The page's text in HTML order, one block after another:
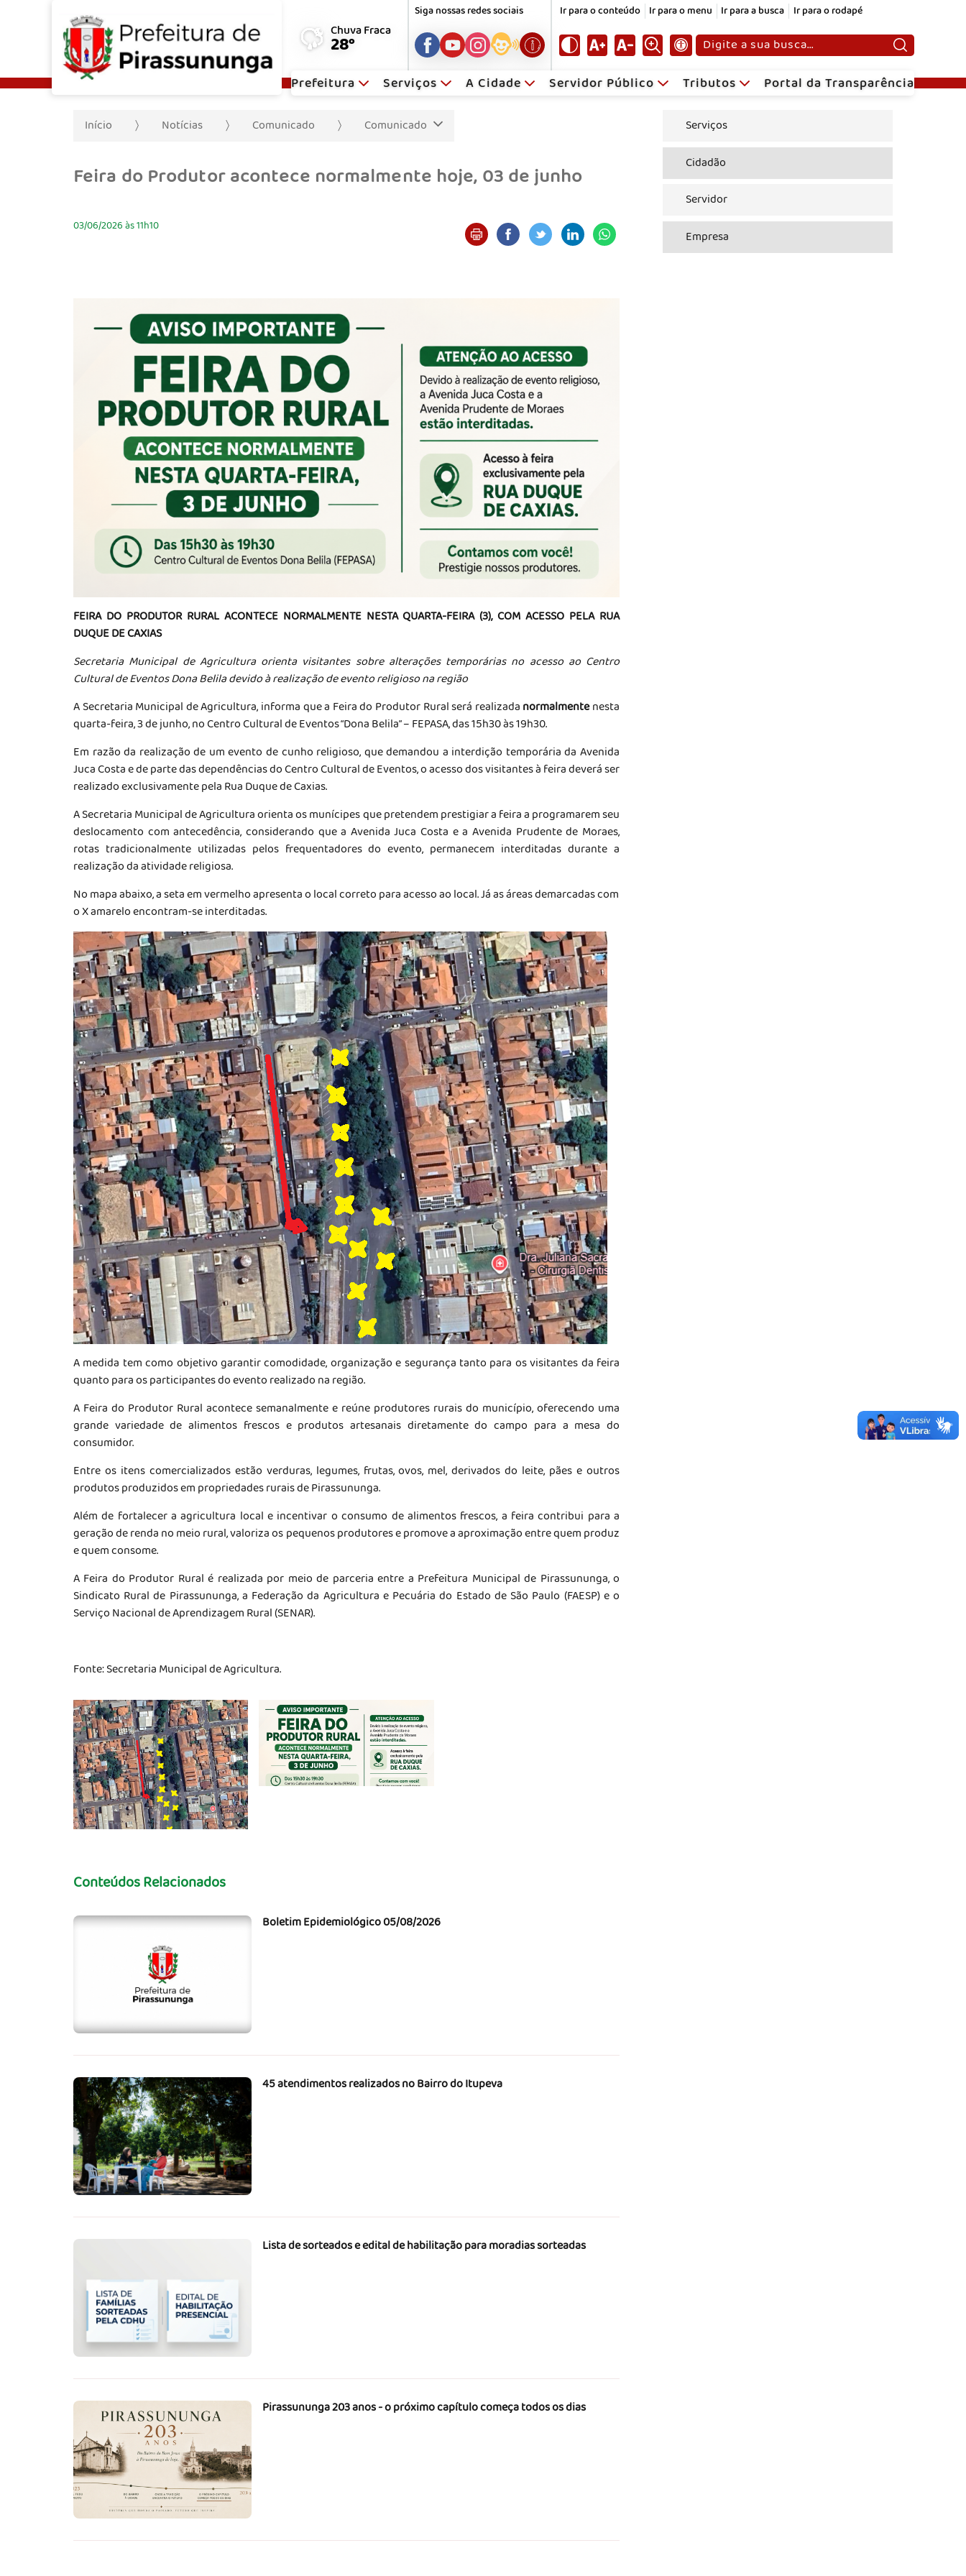
Chuva Fraca
28°
Siga nossas redes sociais Ir para o conteúdo Ir para o menu Ir para a busca Ir para o rodapé
Pesquisar:
Prefeitura Serviços A Cidade Servidor Público Tributos Portal da Transparência
Início Notícias Comunicado Comunicado
Feira do Produtor acontece normalmente hoje, 03 de junho
03/06/2026 às 11h10
FEIRA DO PRODUTOR RURAL ACONTECE NORMALMENTE NESTA QUARTA-FEIRA (3), COM ACESSO PELA RUA
DUQUE DE CAXIAS
Secretaria Municipal de Agricultura orienta visitantes sobre alterações temporárias no acesso ao Centro
Cultural de Eventos Dona Belila devido à realização de evento religioso na região
A Secretaria Municipal de Agricultura, informa que a Feira do Produtor Rural será realizada normalmentenesta
quarta-feira, 3 de junho, no Centro Cultural de Eventos “Dona Belila” – FEPASA, das 15h30 às 19h30.
Em razão da realização de um evento de cunho religioso, que demandou a interdição temporária da Avenida
Juca Costa e de parte das dependências do Centro Cultural de Eventos, o acesso dos visitantes à feira deverá ser
realizado exclusivamente pela Rua Duque de Caxias.
A Secretaria Municipal de Agricultura orienta os munícipes que pretendem prestigiar a feira a programarem seu
deslocamento com antecedência, considerando que a Avenida Juca Costa e a Avenida Prudente de Moraes,
rotas tradicionalmente utilizadas pelos frequentadores do evento, permanecem interditadas durante a
realização da atividade religiosa.
No mapa abaixo, a seta em vermelho apresenta o local correto para acesso ao local. Já as áreas demarcadas com
o X amarelo encontram-se interditadas.
A medida tem como objetivo garantir comodidade, organização e segurança tanto para os visitantes da feira
quanto para os participantes do evento realizado na região.
A Feira do Produtor Rural acontece semanalmente e reúne produtores rurais do município, oferecendo uma
grande variedade de alimentos frescos e produtos artesanais diretamente do campo para a mesa do
consumidor.
Entre os itens comercializados estão verduras, legumes, frutas, ovos, mel, derivados do leite, pães e outros
produtos produzidos em propriedades rurais de Pirassununga.
Além de fortalecer a agricultura local e incentivar o consumo de alimentos frescos, a feira contribui para a
geração de renda no meio rural, valoriza os pequenos produtores e promove a aproximação entre quem produz
e quem consome.
A Feira do Produtor Rural é realizada por meio de parceria entre a Prefeitura Municipal de Pirassununga, o
Sindicato Rural de Pirassununga, a Federação da Agricultura e Pecuária do Estado de São Paulo (FAESP) e o
Serviço Nacional de Aprendizagem Rural (SENAR).
Fonte: Secretaria Municipal de Agricultura.
Conteúdos Relacionados
Boletim Epidemiológico 05/08/2026
45 atendimentos realizados no Bairro do Itupeva
Lista de sorteados e edital de habilitação para moradias sorteadas
Pirassununga 203 anos - o próximo capítulo começa todos os dias
Serviços
Cidadão
Servidor
Empresa